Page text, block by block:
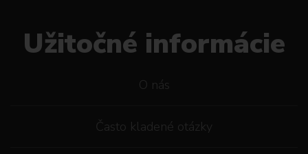
Užitočné informácie
O nás
Často kladené otázky